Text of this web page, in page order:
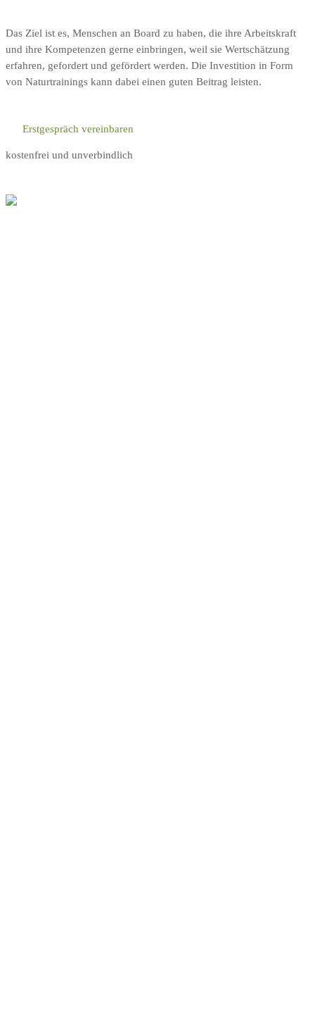
Das Ziel ist es, Menschen an Board zu haben, die ihre Arbeitskraft
und ihre Kompetenzen gerne einbringen, weil sie Wertschätzung
erfahren, gefordert und gefördert werden. Die Investition in Form
von Naturtrainings kann dabei einen guten Beitrag leisten.
Erstgespräch vereinbaren
kostenfrei und unverbindlich